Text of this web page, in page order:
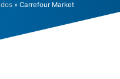
» Carrefour Market